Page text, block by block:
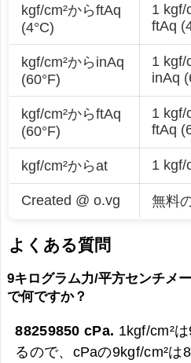
kgf/cm²からftAq
(4°C)
1 kgf/
ftAq
kgf/cm²からinAq
(60°F)
1 kgf/
inAq
kgf/cm²からftAq
(60°F)
1 kgf/
ftAq
kgf/cm²からat 1 kgf/
Created @ o.vg 無料
よくある質問
9キログラム力/平方センチメ
で何ですか？
88259850 cPa. 1kgf/cm²
るので、cPaの9kgf/cm²は